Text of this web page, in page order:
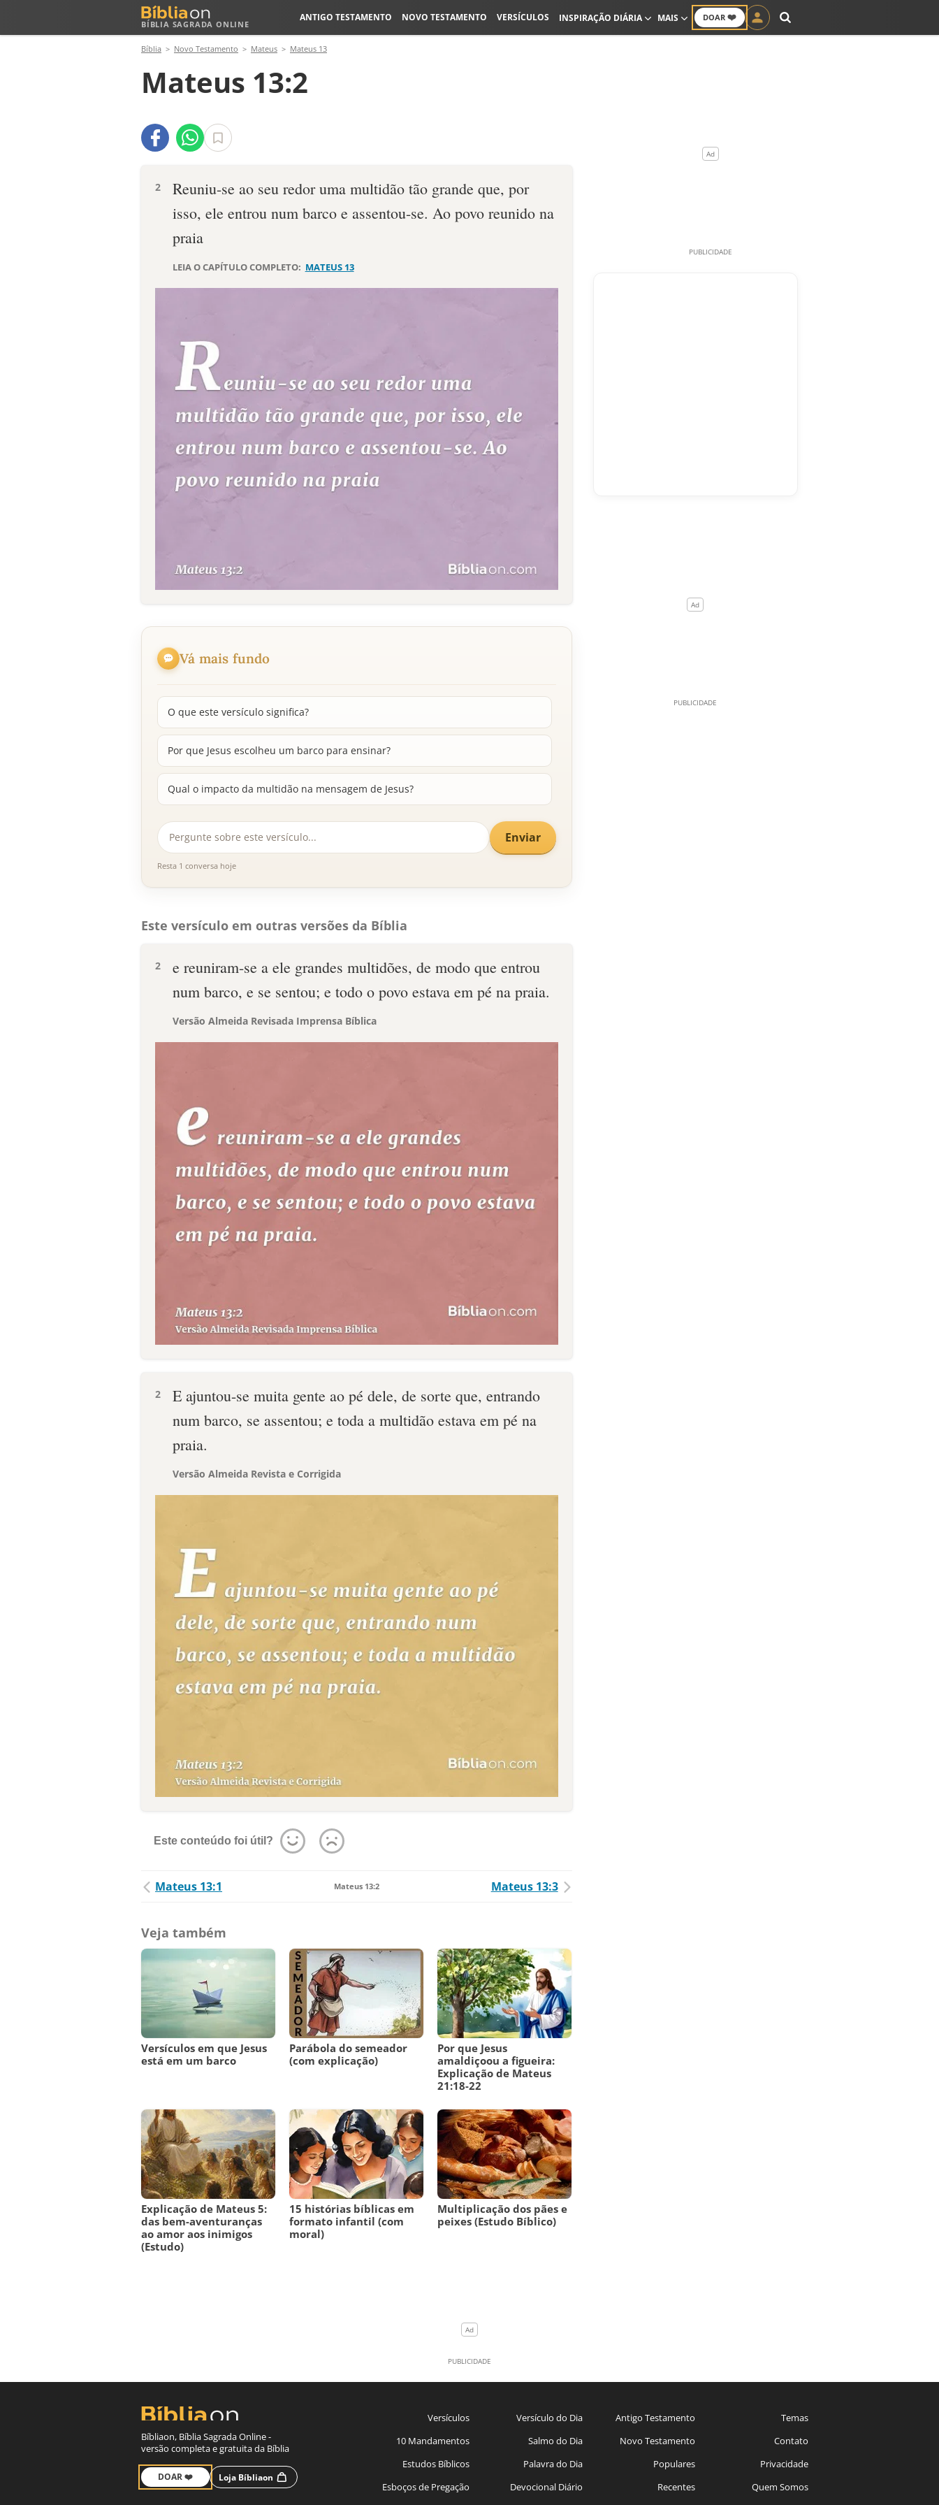
BÍBLIA SAGRADA ONLINE
DOAR ❤️
ANTIGO TESTAMENTO NOVO TESTAMENTO VERSÍCULOS INSPIRAÇÃO DIÁRIA MAIS
Bíblia Novo Testamento Mateus Mateus 13
Mateus 13:2
2
Reuniu-se ao seu redor uma multidão tão grande que, por
isso, ele entrou num barco e assentou-se. Ao povo reunido na
praia
LEIA O CAPÍTULO COMPLETO: MATEUS 13
Vá mais fundo
O que este versículo significa?
Por que Jesus escolheu um barco para ensinar?
Qual o impacto da multidão na mensagem de Jesus?
Enviar
Resta 1 conversa hoje
Este versículo em outras versões da Bíblia
2
e reuniram-se a ele grandes multidões, de modo que entrou
num barco, e se sentou; e todo o povo estava em pé na praia.
Versão Almeida Revisada Imprensa Bíblica
2
E ajuntou-se muita gente ao pé dele, de sorte que, entrando
num barco, se assentou; e toda a multidão estava em pé na
praia.
Versão Almeida Revista e Corrigida
Este conteúdo foi útil?
Mateus 13:1 Mateus 13:2 Mateus 13:3
Veja também
Versículos em que Jesus
está em um barco
Parábola do semeador
(com explicação)
Por que Jesus
amaldiçoou a figueira:
Explicação de Mateus
21:18-22
Explicação de Mateus 5:
das bem-aventuranças
ao amor aos inimigos
(Estudo)
15 histórias bíblicas em
formato infantil (com
moral)
Multiplicação dos pães e
peixes (Estudo Bíblico)
Bíbliaon, Bíblia Sagrada Online -
versão completa e gratuita da Bíblia
DOAR ❤️ Loja Bíbliaon
Versículos
10 Mandamentos
Estudos Bíblicos
Esboços de Pregação
Versículo do Dia
Salmo do Dia
Palavra do Dia
Devocional Diário
Antigo Testamento
Novo Testamento
Populares
Recentes
Temas
Contato
Privacidade
Quem Somos